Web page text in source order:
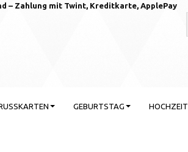
– Zahlung mit Twint, Kreditkarte, ApplePay
GEBURTSTAG HOCHZEIT